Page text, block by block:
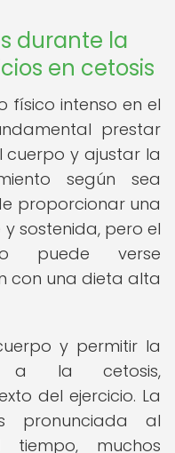
durante la
en cetosis
físico intenso en el
prestar
cuerpo y ajustar la
según sea
proporcionar una
sostenida, pero el
puede verse
con una dieta alta
y permitir la
a la cetosis,
del ejercicio. La
pronunciada al
muchos